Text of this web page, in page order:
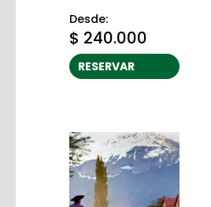
Desde:
$ 240.000
RESERVAR